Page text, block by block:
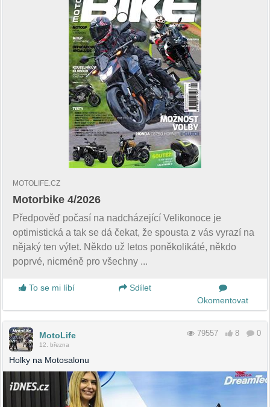
MOTOLIFE.CZ
Motorbike 4/2026
Předpověď počasí na nadcházející Velikonoce je
optimistická a tak se dá čekat, že spousta z vás vyrazí na
nějaký ten výlet. Někdo už letos poněkolikáté, někdo
poprvé, nicméně pro všechny ...
To se mi líbí
Sdílet
Okomentovat
MotoLife
12. března
79557 8 0
Holky na Motosalonu